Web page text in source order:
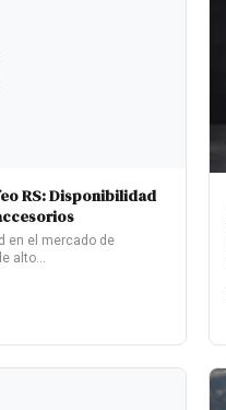
RS: Disponibilidad
en el mercado de
alto…